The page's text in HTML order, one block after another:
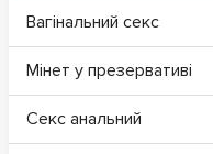
Вагінальний секс
Мінет у презервативі
Секс анальний